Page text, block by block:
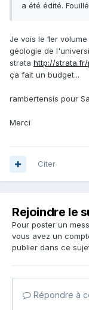
a été édité.
Je vois le 1er
géologie de
strata http://strata.fr/
ça fait un budget...
rambertensis pour
Merci
Citer
Rejoindre le
Pour poster un
vous avez un
publier dans ce
Répondre à